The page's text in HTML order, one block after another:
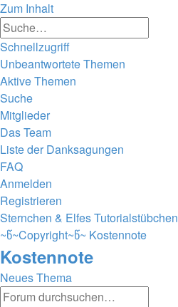
Zum Inhalt
Schnellzugriff
Unbeantwortete Themen
Aktive Themen
Suche
Mitglieder
Das Team
Liste der Danksagungen
FAQ
Anmelden
Registrieren
Sternchen & Elfes Tutorialstübchen
~წ~Copyright~წ~ Kostennote
Kostennote
Neues Thema